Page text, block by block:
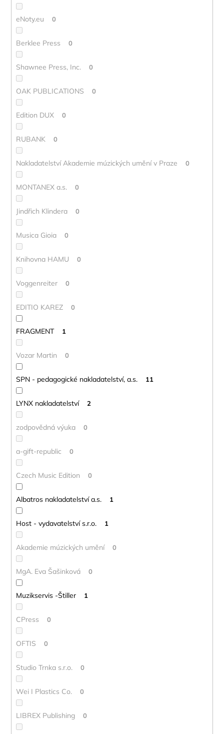
eNoty.eu 0
Berklee Press 0
Shawnee Press, Inc. 0
OAK PUBLICATIONS 0
Edition DUX 0
RUBANK 0
Nakladatelství Akademie múzických umění v Praze 0
MONTANEX a.s. 0
Jindřich Klindera 0
Musica Gioia 0
Knihovna HAMU 0
Voggenreiter 0
EDITIO KAREZ 0
FRAGMENT 1
Vozar Martin 0
SPN - pedagogické nakladatelství, a.s. 11
LYNX nakladatelství 2
zodpovědná výuka 0
a-gift-republic 0
Czech Music Edition 0
Albatros nakladatelství a.s. 1
Host - vydavatelství s.r.o. 1
Akademie múzických umění 0
MgA. Eva Šašinková 0
Muzikservis -Štiller 1
CPress 0
OFTIS 0
Studio Trnka s.r.o. 0
Wei I Plastics Co. 0
LIBREX Publishing 0